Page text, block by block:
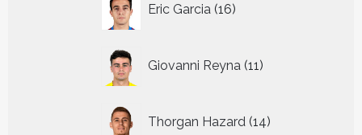
Eric Garcia 16
producten
Giovanni Reyna 11
producten
Thorgan Hazard 14
producten